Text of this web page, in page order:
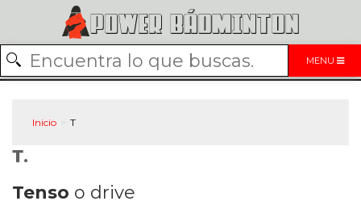
MENU
Inicio T
T.
Tenso o drive